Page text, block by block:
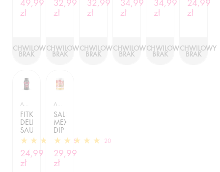
-
1000
ML
49,99
zł
CHWILOWY
BRAK
CORAZON
-
490ML
32,99
zł
CHWILOWY
BRAK
-
490ML
32,99
zł
CHWILOWY
BRAK
34,99
zł
CHWILOWY
BRAK
34,99
zł
CHWILOWY
BRAK
500G
24,99
zł
CHWILOWY
BRAK
ALLNUTRITION
FITKING
DELICIOUS
SAUCE
CHERRY
-
500G
15
24,99
zł
ALLNUTRITION
SALSA
MEXICANA
DIP
-
1000G
20
29,99
zł